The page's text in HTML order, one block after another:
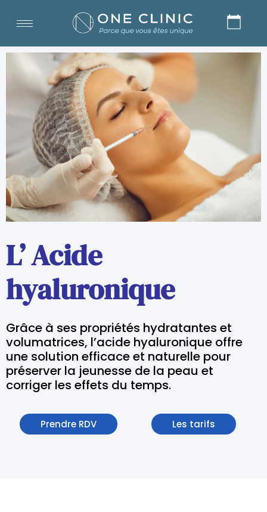
L’ Acide
hyaluronique
Grâce à ses propriétés hydratantes et
volumatrices, l’acide hyaluronique offre
une solution efficace et naturelle pour
préserver la jeunesse de la peau et
corriger les effets du temps.
Prendre RDV Les tarifs